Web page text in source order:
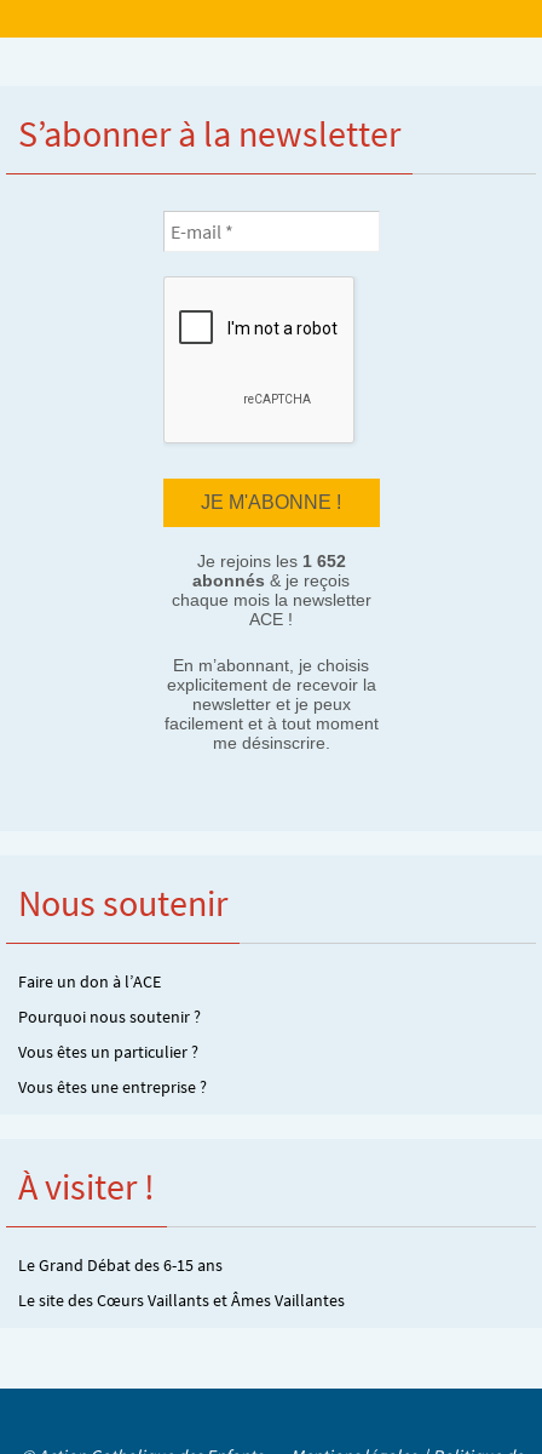
S’abonner à la newsletter
Je rejoins les 1 652
abonnés & je reçois
chaque mois la newsletter
ACE !
En m’abonnant, je choisis
explicitement de recevoir la
newsletter et je peux
facilement et à tout moment
me désinscrire.
Nous soutenir
Faire un don à l’ACE
Pourquoi nous soutenir ?
Vous êtes un particulier ?
Vous êtes une entreprise ?
À visiter !
Le Grand Débat des 6-15 ans
Le site des Cœurs Vaillants et Âmes Vaillantes